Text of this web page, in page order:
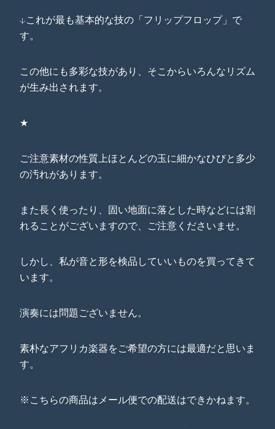
↓これが最も基本的な技の「フリップフロップ」で
す。
この他にも多彩な技があり、そこからいろんなリズム
が生み出されます。
★
ご注意素材の性質上ほとんどの玉に細かなひびと多少
の汚れがあります。
また長く使ったり、固い地面に落とした時などには割
れることがございますので、ご注意くださいませ。
しかし、私が音と形を検品していいものを買ってきて
います。
演奏には問題ございません。
素朴なアフリカ楽器をご希望の方には最適だと思いま
す。
※こちらの商品はメール便での配送はできかねます。